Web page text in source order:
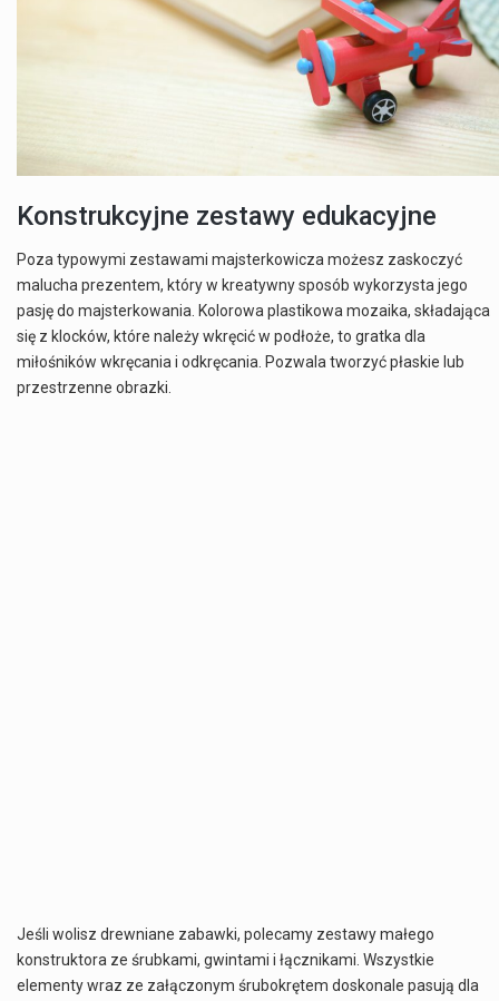
Konstrukcyjne zestawy edukacyjne
Poza typowymi zestawami majsterkowicza możesz zaskoczyć
malucha prezentem, który w kreatywny sposób wykorzysta jego
pasję do majsterkowania. Kolorowa plastikowa mozaika, składająca
się z klocków, które należy wkręcić w podłoże, to gratka dla
miłośników wkręcania i odkręcania. Pozwala tworzyć płaskie lub
przestrzenne obrazki.
Jeśli wolisz drewniane zabawki, polecamy zestawy małego
konstruktora ze śrubkami, gwintami i łącznikami. Wszystkie
elementy wraz ze załączonym śrubokrętem doskonale pasują dla